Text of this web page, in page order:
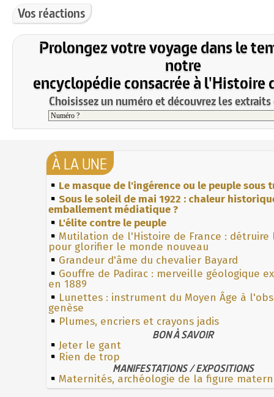
Vos réactions
Prolongez votre voyage dans le
notre
encyclopédie consacrée à l'Histoire
Choisissez un numéro et découvrez les
À LA UNE
Le masque de l'ingérence ou le peuple sous
Sous le soleil de mai 1922 : chaleur
emballement médiatique ?
L'élite contre le peuple
Mutilation de l'Histoire de France : détruire
pour glorifier le monde nouveau
Grandeur d'âme du chevalier Bayard
Gouffre de Padirac : merveille géologique
en 1889
Lunettes : instrument du Moyen Âge à
genèse
Plumes, encriers et crayons jadis
BON À SAVOIR
Jeter le gant
Rien de trop
MANIFESTATIONS / EXPOSITIONS
Maternités, archéologie de la figure